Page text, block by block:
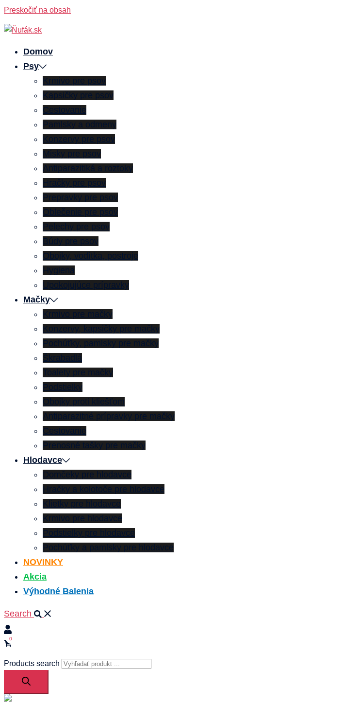
Preskočiť na obsah
Domov
Psy
Krmivo pre psov
Kapsičky pre psov
Cestovanie
Pamlsky a odmeny
Konzervy pre psov
Misky pre psov
Antiparazitiká a roztoky
Hračky pre psov
Prepravky pre psov
Oblečenie pre psov
Pelechy pre psov
Búdy pre psov
Obojky, vodítka, postroje
Hygiena
Upokojujúce prípravky
Mačky
Krmivo pre mačky
Konzervy, kapsičky pre mačky
Pochúťky, pamlsky pre mačky
Škrabadlá
Toalety pre mačky
Podstielky
Obojky proti kliešťom
Antiparazitné prípravky pre mačky
Cestovanie
Prenosné tašky pre mačky
Hlodavce
Domčeky pre hlodavce
Hračky a kolotoče pre hlodavce
Klietky pre hlodavce
Krmivo pre hlodavce
Podstielky pre hlodavce
Pochúťky a pamlsky pre hlodavce
NOVINKY
Akcia
Výhodné Balenia
Search
0
Products search